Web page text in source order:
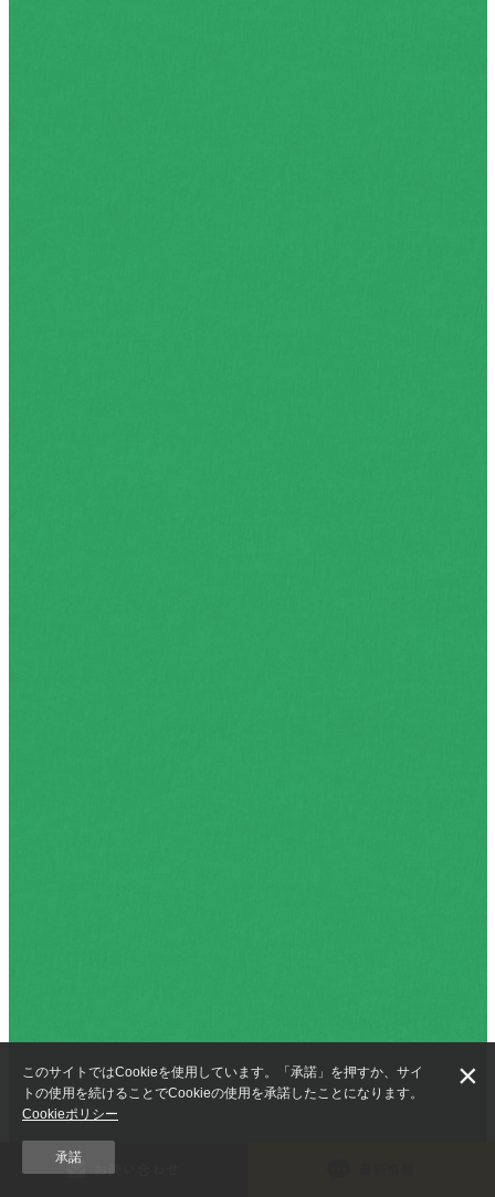
お問い合わせ
このサイトではCookieを使用しています。「承諾」を押すか、サイ
トの使用を続けることでCookieの使用を承諾したことになります。
Cookieポリシー
承諾
×